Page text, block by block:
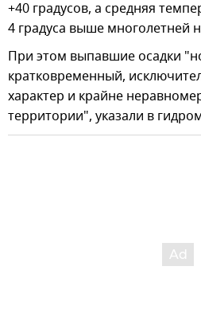
+40 градусов, а средняя
4 градуса выше многолетней
При этом выпавшие осадки
кратковременный,
характер и крайне
территории", указали в